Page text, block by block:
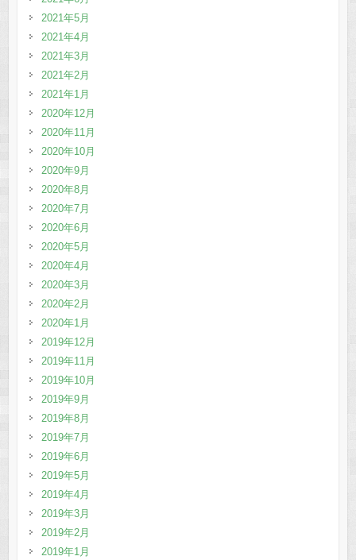
2021年5月
2021年4月
2021年3月
2021年2月
2021年1月
2020年12月
2020年11月
2020年10月
2020年9月
2020年8月
2020年7月
2020年6月
2020年5月
2020年4月
2020年3月
2020年2月
2020年1月
2019年12月
2019年11月
2019年10月
2019年9月
2019年8月
2019年7月
2019年6月
2019年5月
2019年4月
2019年3月
2019年2月
2019年1月